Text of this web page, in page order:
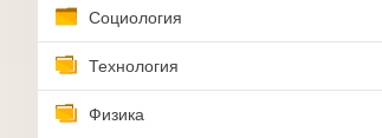
Социология
Технология
Физика